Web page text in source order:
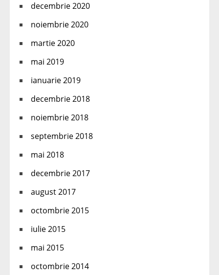
decembrie 2020
noiembrie 2020
martie 2020
mai 2019
ianuarie 2019
decembrie 2018
noiembrie 2018
septembrie 2018
mai 2018
decembrie 2017
august 2017
octombrie 2015
iulie 2015
mai 2015
octombrie 2014